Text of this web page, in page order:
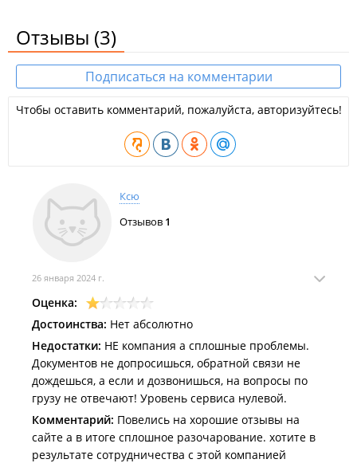
Консолидация грузов в Китае и отправка до склада
заказчика;
Железнодорожные перевозки грузов на территории
Таможенное оформление и декларирование
импортных, транзитных и экспортных грузов;
Перевозка рефрижераторных грузов.
Отзывы (3)
Подписаться на комментарии
Чтобы оставить комментарий, пожалуйста, авторизуйтесь!
Ксю
Отзывов 1
26 января 2024 г.
Оценка:
Достоинства: Нет абсолютно
Недостатки: НЕ компания а сплошные проблемы.
Документов не допросишься, обратной связи не
дождешься, а если и дозвонишься, на вопросы по
грузу не отвечают! Уровень сервиса нулевой.
Комментарий: Повелись на хорошие отзывы на
сайте а в итоге сплошное разочарование. хотите в
результате сотрудничества с этой компанией